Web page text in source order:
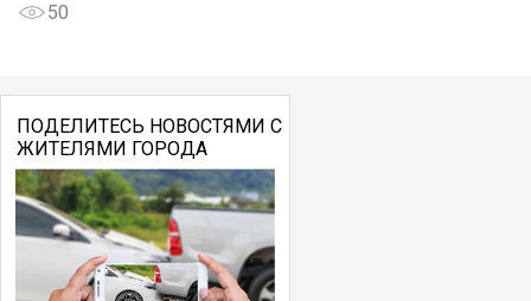
50
ПОДЕЛИТЕСЬ НОВОСТЯМИ С
ЖИТЕЛЯМИ ГОРОДА